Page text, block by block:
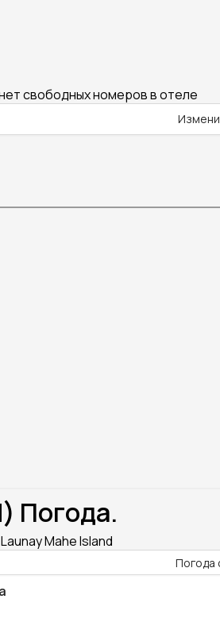
свободных номеров в отеле
Погода.
Mahe Island
Погода